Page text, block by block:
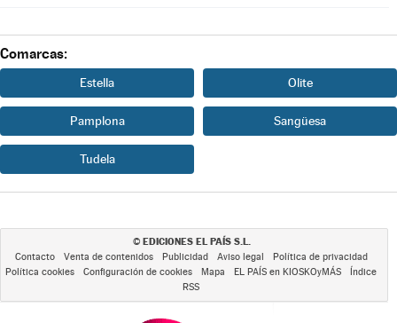
Comarcas:
Estella Olite
Pamplona Sangüesa
Tudela
© EDICIONES EL PAÍS S.L.
Contacto Venta de contenidos Publicidad Aviso legal
Política de privacidad
Política cookies
Configuración de cookies Mapa EL PAÍS en KIOSKOyMÁS
Índice
RSS